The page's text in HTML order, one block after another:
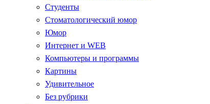
Студенты
Стоматологический юмор
Юмор
Интернет и WEB
Компьютеры и программы
Картины
Удивительное
Без рубрики